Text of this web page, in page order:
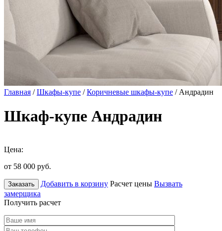
Главная /Шкафы-купе /Коричневые шкафы-купе / Андрадин
Шкаф-купе Андрадин
Цена:
от 58 000 руб.
Заказать Добавить в корзину Расчет цены Вызвать
замерщика
Получить расчет